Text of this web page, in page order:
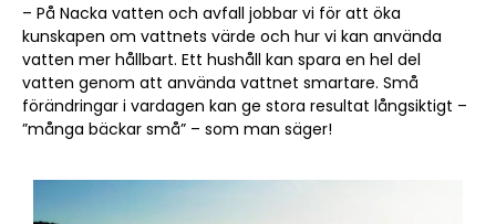
– På Nacka vatten och avfall jobbar vi för att öka
kunskapen om vattnets värde och hur vi kan använda
vatten mer hållbart. Ett hushåll kan spara en hel del
vatten genom att använda vattnet smartare. Små
förändringar i vardagen kan ge stora resultat långsiktigt –
”många bäckar små” – som man säger!